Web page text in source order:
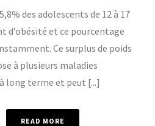
des adolescents de 12 à 17
d’obésité et ce pourcentage
Ce surplus de poids
à plusieurs maladies
long terme et peut [...]
READ MORE